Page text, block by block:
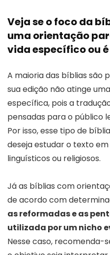
Veja se o foco da
uma orientação
vida específico ou
A maioria das bíblias são
sua edição não atinge
específica, pois a
pensadas para o público
Por isso, esse tipo de
deseja estudar o texto em
linguísticos ou religiosos.
Já as bíblias com
de acordo com
as reformadas e as
utilizada por um nicho
Nesse caso, recomenda-